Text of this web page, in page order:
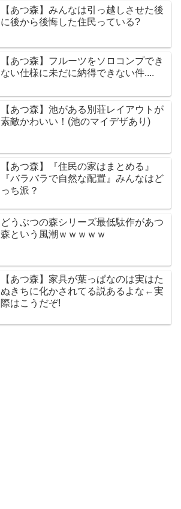
【あつ森】みんなは引っ越しさせた後
に後から後悔した住民っている?
【あつ森】フルーツをソロコンプでき
ない仕様に未だに納得できない件....
【あつ森】池がある別荘レイアウトが
素敵かわいい！(池のマイデザあり)
【あつ森】『住民の家はまとめる』
『バラバラで自然な配置』みんなはど
っち派？
どうぶつの森シリーズ最低駄作があつ
森という風潮ｗｗｗｗｗ
【あつ森】家具が葉っぱなのは実はた
ぬきちに化かされてる説あるよな←実
際はこうだぞ!